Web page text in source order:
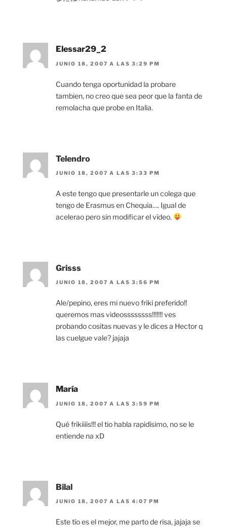
Elessar29_2
JUNIO 18, 2007 A LAS 3:29 PM
Cuando tenga oportunidad la probare
tambien, no creo que sea peor que la fanta de
remolacha que probe en Italia.
Telendro
JUNIO 18, 2007 A LAS 3:33 PM
A este tengo que presentarle un colega que
tengo de Erasmus en Chequia…. Igual de
acelerao pero sin modificar el vídeo.
Grisss
JUNIO 18, 2007 A LAS 3:56 PM
Ale/pepino, eres mi nuevo friki preferido!!
queremos mas videossssssss!!!!!!! ves
probando cositas nuevas y le dices a Hector q
las cuelgue vale? jajaja
María
JUNIO 18, 2007 A LAS 3:59 PM
Qué frikiiiis!!! el tio habla rapidísimo, no se le
entiende na xD
Bilal
JUNIO 18, 2007 A LAS 4:07 PM
Este tío es el mejor, me parto de risa, jajaja se